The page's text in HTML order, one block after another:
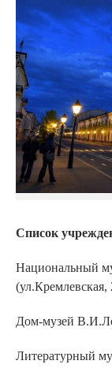
Список
Национальный
(ул.Кремлевская,
Дом-музей
Литературный